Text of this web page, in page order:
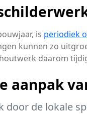
is periodiek
kunnen zo
daarom
aanpak
door de lokale